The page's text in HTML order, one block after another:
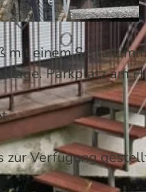
einem
Parkplatz am
zur Verfügung